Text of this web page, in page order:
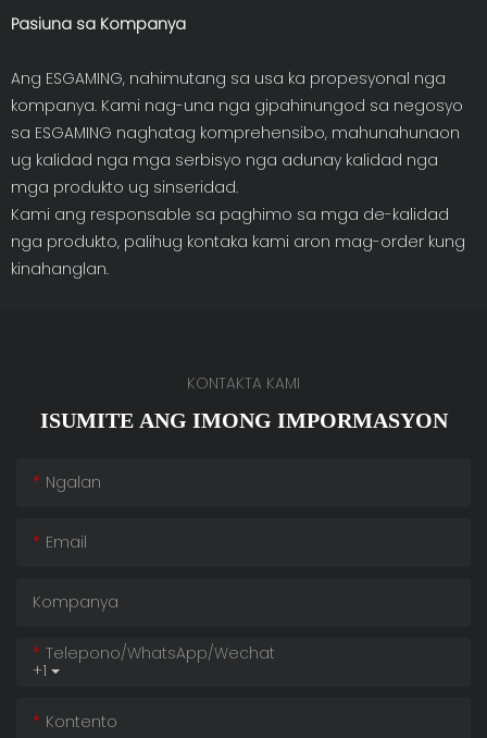
Pasiuna sa Kompanya
Ang ESGAMING, nahimutang sa usa ka propesyonal nga
kompanya. Kami nag-una nga gipahinungod sa negosyo
sa ESGAMING naghatag komprehensibo, mahunahunaon
ug kalidad nga mga serbisyo nga adunay kalidad nga
mga produkto ug sinseridad.
Kami ang responsable sa paghimo sa mga de-kalidad
nga produkto, palihug kontaka kami aron mag-order kung
kinahanglan.
KONTAKTA KAMI
ISUMITE ANG IMONG IMPORMASYON
Ngalan
Email
Kompanya
+1
Telepono/whatsApp/wechat
Kontento